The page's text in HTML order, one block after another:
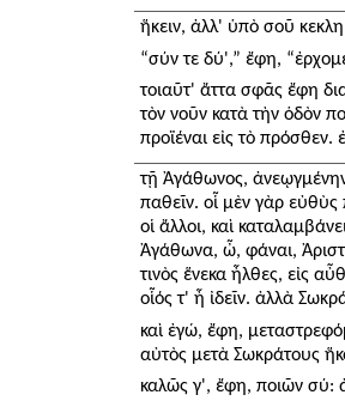
ἥκειν, ἀλλ' ὑπὸ σοῦ
“σύν τε δύ',” ἔφη,
τοιαῦτ' ἄττα σφᾶς ἔφη
τὸν νοῦν κατὰ τὴν ὁδὸν
προϊέναι εἰς τὸ πρόσθεν.
τῇ Ἀγάθωνος, ἀνεῳγμένην
παθεῖν. οἷ μὲν γὰρ εὐθὺς
οἱ ἄλλοι, καὶ
Ἀγάθωνα, ὦ, φάναι,
τινὸς ἕνεκα ἦλθες, εἰς
οἷός τ' ἦ ἰδεῖν. ἀλλὰ
καὶ ἐγώ, ἔφη,
αὐτὸς μετὰ Σωκράτους
καλῶς γ', ἔφη, ποιῶν σύ: